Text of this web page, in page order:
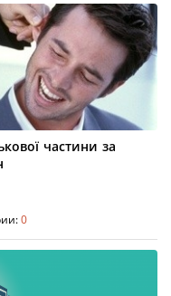
частини за
0